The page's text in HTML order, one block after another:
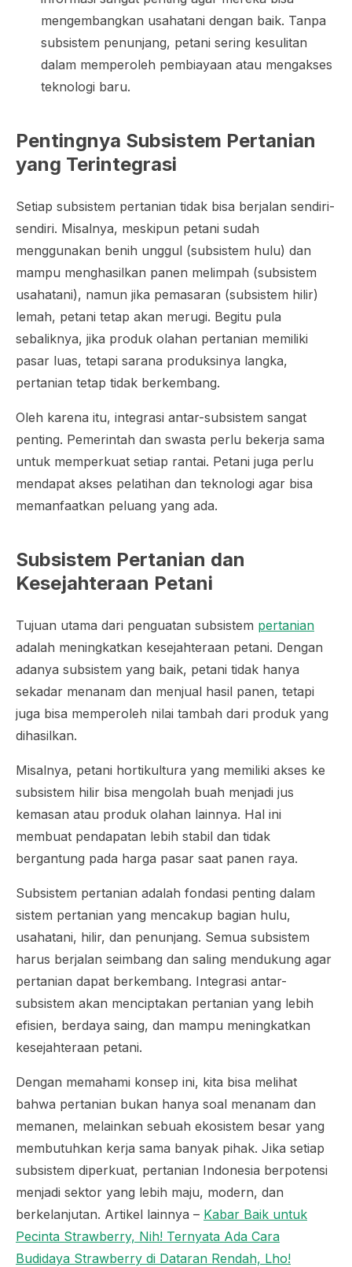
mengembangkan usahatani dengan baik. Tanpa
subsistem penunjang, petani sering kesulitan
dalam memperoleh pembiayaan atau mengakses
teknologi baru.
Pentingnya Subsistem Pertanian
yang Terintegrasi
Setiap subsistem pertanian tidak bisa berjalan sendiri-
sendiri. Misalnya, meskipun petani sudah
menggunakan benih unggul (subsistem hulu) dan
mampu menghasilkan panen melimpah (subsistem
usahatani), namun jika pemasaran (subsistem hilir)
lemah, petani tetap akan merugi. Begitu pula
sebaliknya, jika produk olahan pertanian memiliki
pasar luas, tetapi sarana produksinya langka,
pertanian tetap tidak berkembang.
Oleh karena itu, integrasi antar-subsistem sangat
penting. Pemerintah dan swasta perlu bekerja sama
untuk memperkuat setiap rantai. Petani juga perlu
mendapat akses pelatihan dan teknologi agar bisa
memanfaatkan peluang yang ada.
Subsistem Pertanian dan
Kesejahteraan Petani
Tujuan utama dari penguatan subsistem pertanian
adalah meningkatkan kesejahteraan petani. Dengan
adanya subsistem yang baik, petani tidak hanya
sekadar menanam dan menjual hasil panen, tetapi
juga bisa memperoleh nilai tambah dari produk yang
dihasilkan.
Misalnya, petani hortikultura yang memiliki akses ke
subsistem hilir bisa mengolah buah menjadi jus
kemasan atau produk olahan lainnya. Hal ini
membuat pendapatan lebih stabil dan tidak
bergantung pada harga pasar saat panen raya.
Subsistem pertanian adalah fondasi penting dalam
sistem pertanian yang mencakup bagian hulu,
usahatani, hilir, dan penunjang. Semua subsistem
harus berjalan seimbang dan saling mendukung agar
pertanian dapat berkembang. Integrasi antar-
subsistem akan menciptakan pertanian yang lebih
efisien, berdaya saing, dan mampu meningkatkan
kesejahteraan petani.
Dengan memahami konsep ini, kita bisa melihat
bahwa pertanian bukan hanya soal menanam dan
memanen, melainkan sebuah ekosistem besar yang
membutuhkan kerja sama banyak pihak. Jika setiap
subsistem diperkuat, pertanian Indonesia berpotensi
menjadi sektor yang lebih maju, modern, dan
berkelanjutan. Artikel lainnya – Kabar Baik untuk
Pecinta Strawberry, Nih! Ternyata Ada Cara
Budidaya Strawberry di Dataran Rendah, Lho!